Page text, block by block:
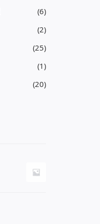
(6)
(2)
(25)
(1)
(20)